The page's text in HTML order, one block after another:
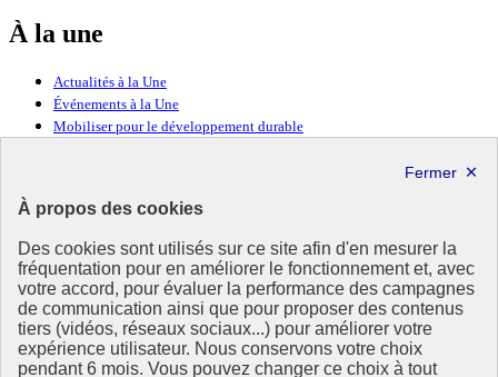
À propos des cookies
Des cookies sont utilisés sur ce site afin d'en mesurer la
fréquentation pour en améliorer le fonctionnement et, avec
votre accord, pour évaluer la performance des campagnes
de communication ainsi que pour proposer des contenus
tiers (vidéos, réseaux sociaux...) pour améliorer votre
expérience utilisateur. Nous conservons votre choix
pendant 6 mois. Vous pouvez changer ce choix à tout
À la une
Actualités à la Une
Événements à la Une
Mobiliser pour le développement durable
Ressources
Ressources
La Méth’ODD
Gouvernement
Ce site propose l’information de référence concernant l’Agenda